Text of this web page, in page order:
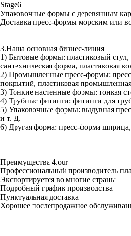
Stage6
Упаковочные формы с деревянным
Доставка пресс-формы морским или
3.Наша основная бизнес-линия
1) Бытовые формы: пластиковый стул,
сантехническая форма, пластиковая
2) Промышленные пресс-формы:
покрытий, пластиковая
3) Тонкие настенные формы: тонкая
4) Трубные фитинги: фитинги для
5) Упаковочные формы: выдувная
и т. Д.
6) Другая форма: пресс-форма
Преимущества 4.our
Профессиональный производитель
Экспортируется во многие страны
Подробный график производства
Пунктуальная доставка
Хорошее послепродажное